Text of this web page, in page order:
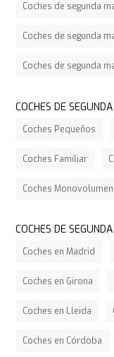
Coches de segunda
Coches de segunda
Coches de segunda
COCHES DE
Coches Pequeños
Coches Familiar
Coches Monovolumen
COCHES DE
Coches en Madrid
Coches en Girona
Coches en Lleida
Coches en Córdoba